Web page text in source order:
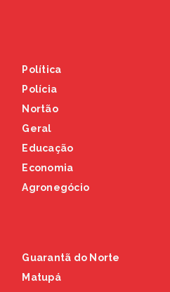
Política
Polícia
Nortão
Geral
Educação
Economia
Agronegócio
Guarantã do Norte
Matupá